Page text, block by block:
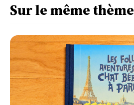
Sur le même thème